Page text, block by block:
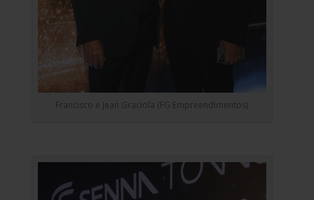
Francisco e Jean Graciola (FG Empreendimentos)